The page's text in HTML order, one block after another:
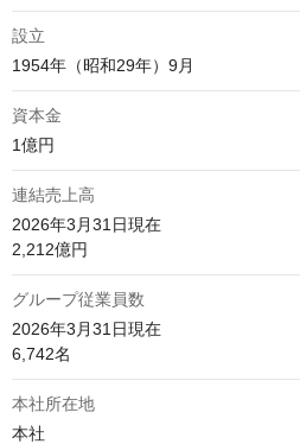
設立
1954年（昭和29年）9月
資本金
1億円
連結売上高
2026年3月31日現在
2,212億円
グループ従業員数
2026年3月31日現在
6,742名
本社所在地
本社